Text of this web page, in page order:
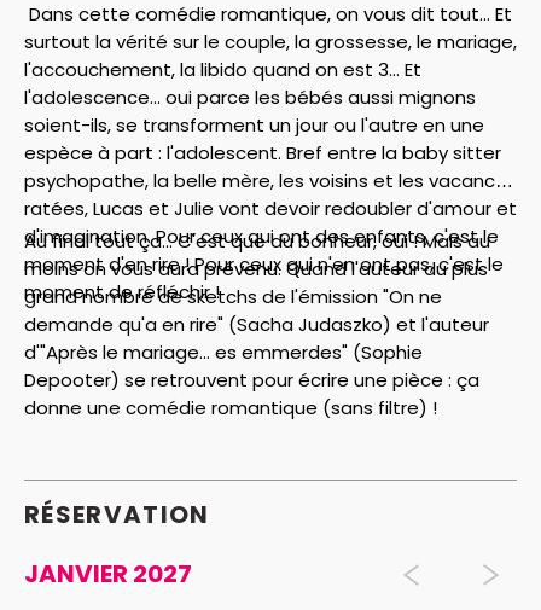
Dans cette comédie romantique, on vous dit tout... Et
surtout la vérité sur le couple, la grossesse, le mariage,
l'accouchement, la libido quand on est 3... Et
l'adolescence... oui parce les bébés aussi mignons
soient-ils, se transforment un jour ou l'autre en une
espèce à part : l'adolescent. Bref entre la baby sitter
psychopathe, la belle mère, les voisins et les vacances
ratées, Lucas et Julie vont devoir redoubler d'amour et
d'imagination. Pour ceux qui ont des enfants, c'est le
moment d'en rire ! Pour ceux qui n'en ont pas, c'est le
moment de réfléchir !
Au final tout ça... C'est que du bonheur, oui ! Mais au
moins on vous aura prévenu. Quand l'auteur du plus
grand nombre de sketchs de l'émission "On ne
demande qu'a en rire" (Sacha Judaszko) et l'auteur
d'"Après le mariage... es emmerdes" (Sophie
Depooter) se retrouvent pour écrire une pièce : ça
donne une comédie romantique (sans filtre) !
RÉSERVATION
JANVIER 2027